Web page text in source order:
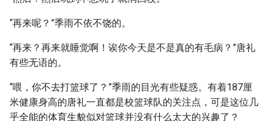
“再来呢？”季雨不依不饶的。
“再来？再来就睡觉啊！诶你今天是不是真的有毛病？”唐礼
有些无语的。
“喂，你不去打篮球了？”季雨的目光有些疑惑。有着187厘
米健康身高的唐礼一直都是校篮球队的关注点，可是这位几
乎全能的体育生貌似对篮球并没有什么太大的兴趣了？